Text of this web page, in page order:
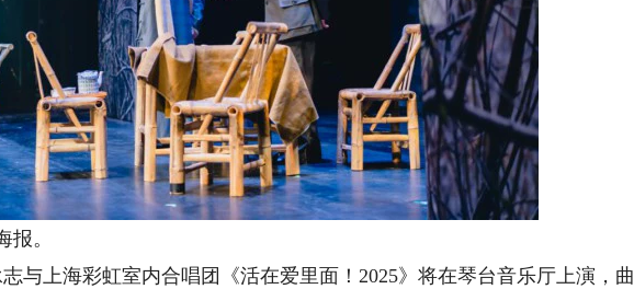
。
上海彩虹室内合唱团《活在爱里面！2025》将在琴台音乐厅上演，曲